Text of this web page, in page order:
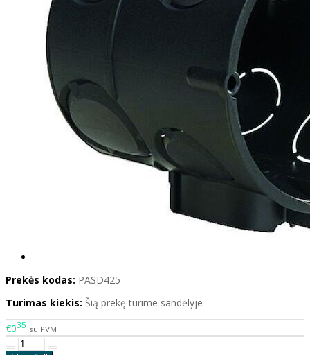
Prekės kodas: PASD425
Turimas kiekis: Šią prekę turime sandėlyje
€035 su PVM